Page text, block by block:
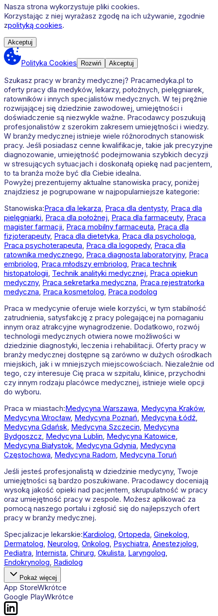
Nasza strona wykorzystuje pliki cookies.
Korzystając z niej wyrażasz zgodę na ich używanie, zgodnie
zpolityką cookies.
Akceptuj
Polityka Cookies Rozwiń Akceptuj
Szukasz pracy w branży medycznej? Pracamedyka.pl to
oferty pracy dla medyków, lekarzy, położnych, pielęgniarek,
ratowników i innych specjalistów medycznych. W tej prężnie
rozwijającej się dziedzinie zawodowej, umiejętności i
doświadczenie są niezwykle ważne. Pracodawcy poszukują
profesjonalistów z szerokim zakresem umiejętności i wiedzy.
W branży medycznej istnieje wiele różnorodnych stanowisk
pracy. Jeśli posiadasz cenne kwalifikacje, takie jak precyzyjne
diagnozowanie, umiejętność podejmowania szybkich decyzji
w stresujących sytuacjach i doskonałą opiekę nad pacjentem,
to ta branża może być dla Ciebie idealna.
Powyżej prezentujemy aktualne stanowiska pracy, poniżej
znajdziesz je pogrupowane w najpopularniejsze kategorie:
Stanowiska:Praca dla lekarza Praca dla dentysty, Praca dla
pielęgniarki Praca dla położnej Praca dla farmaceuty, Praca
magister farmacji Praca mobilny farmaceuta Praca dla
fizjoterapeuty, Praca dla dietetyka Praca dla psychologa
Praca psychoterapeuta Praca dla logopedy, Praca dla
ratownika medycznego Praca diagnosta laboratoryjny, Praca
embriolog Praca młodszy embriolog Praca technik
histopatologii Technik analityki medycznej Praca opiekun
medyczny, Praca sekretarka medyczna Praca rejestratorka
medyczna Praca kosmetolog Praca podolog
Praca w medycynie oferuje wiele korzyści, w tym stabilność
zatrudnienia, satysfakcję z pracy polegającej na pomaganiu
innym oraz atrakcyjne wynagrodzenie. Dodatkowo, rozwój
technologii medycznych otwiera nowe możliwości w
dziedzinie diagnostyki, leczenia i rehabilitacji. Oferty pracy w
branży medycznej dostępne są zarówno w dużych ośrodkach
miejskich, jak i w mniejszych miejscowościach. Niezależnie od
tego, czy interesuje Cię praca w szpitalu, klinice, przychodni
czy innym rodzaju placówce medycznej, istnieje wiele opcji
do wyboru.
Praca w miastach:Medycyna Warszawa Medycyna Kraków,
Medycyna Wrocław, Medycyna Poznań Medycyna Łódź
Medycyna Gdańsk Medycyna Szczecin Medycyna
Bydgoszcz Medycyna Lublin Medycyna Katowice
Medycyna Białystok Medycyna Gdynia Medycyna
Częstochowa Medycyna Radom Medycyna Toruń
Jeśli jesteś profesjonalistą w dziedzinie medycyny, Twoje
umiejętności są bardzo poszukiwane. Pracodawcy doceniają
wysoką jakość opieki nad pacjentem, skrupulatność w pracy
oraz umiejętność pracy w zespole. Możesz aplikować za
pomocą naszego portalu i zgłosić się do najlepszych ofert
pracy w branży medycznej.
Specjalizacje lekarskie:Kardiolog Ortopeda Ginekolog
Dermatolog Neurolog Onkolog Psychiatra Anestezjolog
Pediatra Internista Chirurg Okulista Laryngolog
Endokrynolog Radiolog
Pokaż więcej
App StoreWkrótce
Google PlayWkrótce